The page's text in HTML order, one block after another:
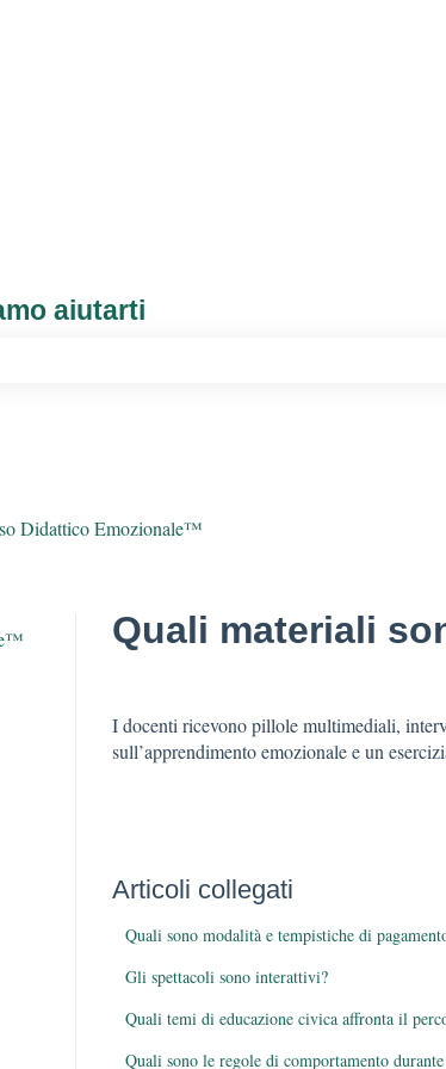
aiutarti
Didattico Emozionale™
Quali materiali
I docenti ricevono pillole multimediali,
sull’apprendimento emozionale e un
Articoli collegati
Quali sono modalità e tempistiche di
Gli spettacoli sono interattivi?
Quali temi di educazione civica affronta il
Quali sono le regole di comportamento durante